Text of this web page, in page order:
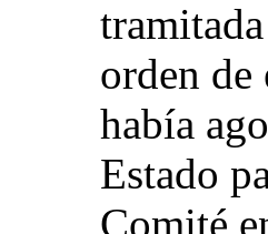
orden de
había
Estado
Comité